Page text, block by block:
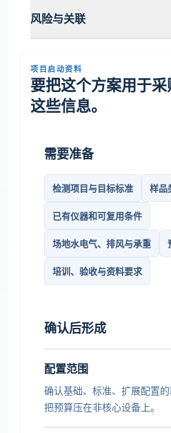
风险与关联
项目启动资料
要把这个方案用于
这些信息。
需要准备
检测项目与目标标准 样品
已有仪器和可复用条件
场地水电气、排风与承重
培训、验收与资料要求
确认后形成
配置范围
确认基础、标准、扩展配置
把预算压在非核心设备上。